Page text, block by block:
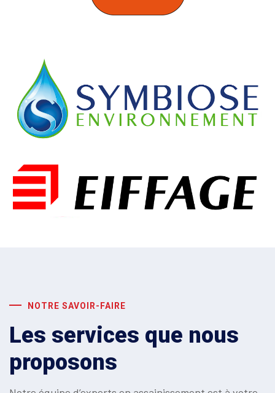
NOTRE SAVOIR-FAIRE
Les services que nous
proposons